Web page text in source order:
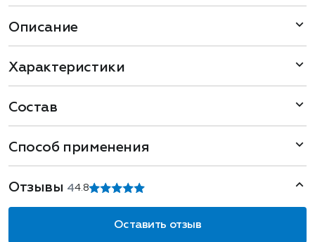
Описание
Характеристики
Состав
Способ применения
Отзывы 44.8
Оставить отзыв